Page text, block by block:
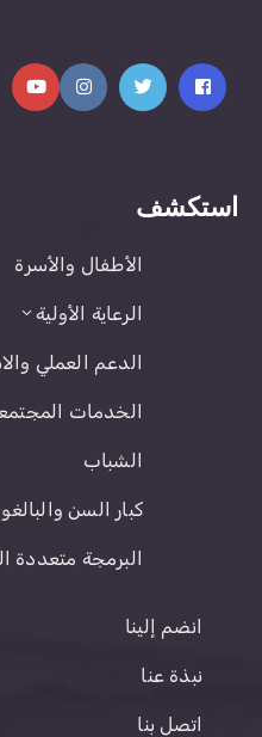
استكشف
الأطفال والأسرة
الرعاية الأولية
الدعم العملي
الخدمات
الشباب
كبار السن
البرمجة متعددة
انضم إلينا
نبذة عنا
اتصل بنا